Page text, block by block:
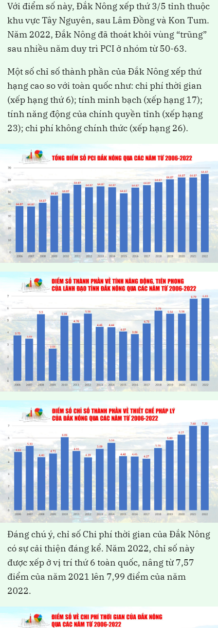
Với điểm số này, Đắk Nông xếp thứ 3/5 tỉnh thuộc
khu vực Tây Nguyên, sau Lâm Đồng và Kon Tum.
Năm 2022, Đắk Nông đã thoát khỏi vùng “trũng”
sau nhiều năm duy trì PCI ở nhóm từ 50-63.
Một số chỉ số thành phần của Đắk Nông xếp thứ
hạng cao so với toàn quốc như: chi phí thời gian
(xếp hạng thứ 6); tính minh bạch (xếp hạng 17);
tính năng động của chính quyền tỉnh (xếp hạng
23); chi phí không chính thức (xếp hạng 26).
Đáng chú ý, chỉ số Chi phí thời gian của Đắk Nông
có sự cải thiện đáng kể. Năm 2022, chỉ số này
được xếp ở vị trí thứ 6 toàn quốc, nâng từ 7,57
điểm của năm 2021 lên 7,99 điểm của năm
2022.